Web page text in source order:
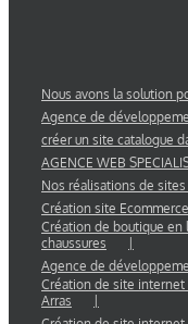
Nous avons la solution
Agence de
créer un site catalogue
AGENCE WEB
Nos réalisations de
Création site
Création de boutique en
chaussures
Agence de
Création de site
Arras